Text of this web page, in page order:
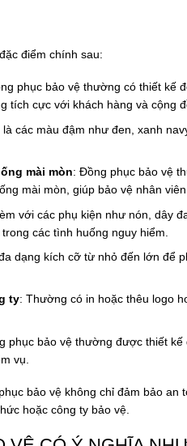
điểm chính sau:
phục bảo vệ thường có thiết kế
tích cực với khách hàng và cộng
các màu đậm như đen, xanh
mài mòn: Đồng phục bảo vệ
mài mòn, giúp bảo vệ nhân
với các phụ kiện như nón, dây
các tình huống nguy hiểm.
dạng kích cỡ từ nhỏ đến lớn để
ty: Thường có in hoặc thêu logo
phục bảo vệ thường được thiết
vụ.
bảo vệ không chỉ đảm bảo
hoặc công ty bảo vệ.